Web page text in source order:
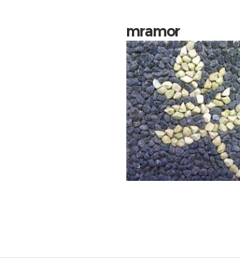
mramor